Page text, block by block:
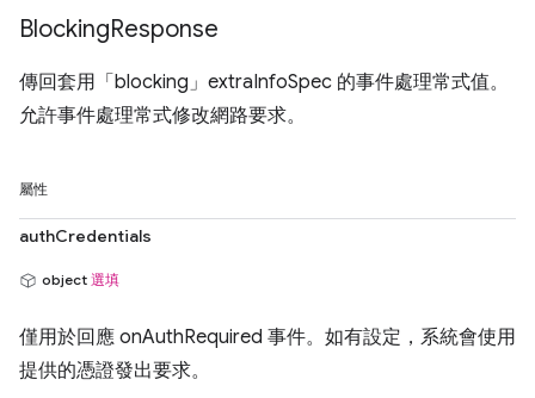
BlockingResponse
傳回套用「blocking」extraInfoSpec 的事件處理常式值。
允許事件處理常式修改網路要求。
屬性
authCredentials
object 選填
僅用於回應 onAuthRequired 事件。如有設定，系統會使用
提供的憑證發出要求。